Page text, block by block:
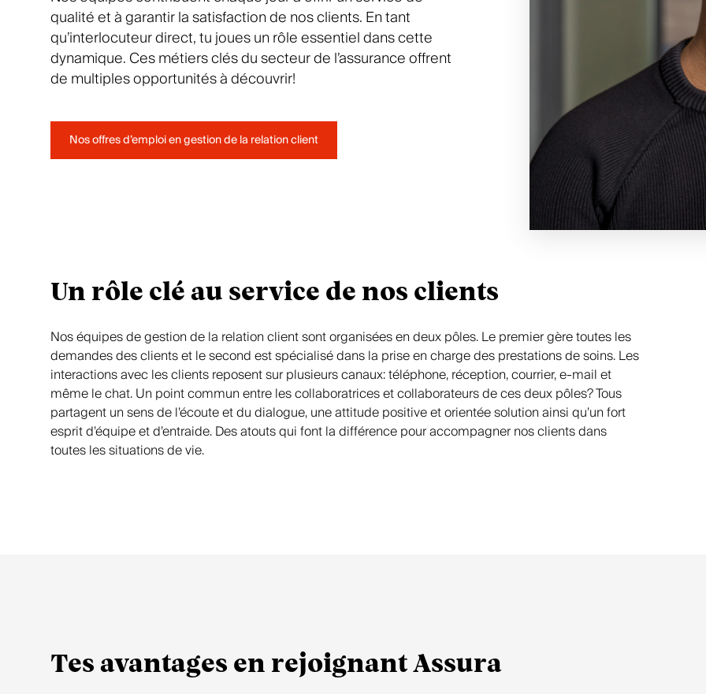
Découvrir nos offres
Les missions du conseiller
clientèle
Des avantages appréciés
qualité et à garantir la satisfaction de nos clients. En tant
qu’interlocuteur direct, tu joues un rôle essentiel dans cette
dynamique. Ces métiers clés du secteur de l’assurance offrent
de multiples opportunités à découvrir!
Nos offres d’emploi en gestion de la relation client
Un rôle clé au service de nos clients
Nos équipes de gestion de la relation client sont organisées en deux pôles. Le premier gère toutes les
demandes des clients et le second est spécialisé dans la prise en charge des prestations de soins. Les
interactions avec les clients reposent sur plusieurs canaux: téléphone, réception, courrier, e-mail et
même le chat. Un point commun entre les collaboratrices et collaborateurs de ces deux pôles? Tous
partagent un sens de l’écoute et du dialogue, une attitude positive et orientée solution ainsi qu’un fort
esprit d’équipe et d’entraide. Des atouts qui font la différence pour accompagner nos clients dans
toutes les situations de vie.
Tes avantages en rejoignant Assura